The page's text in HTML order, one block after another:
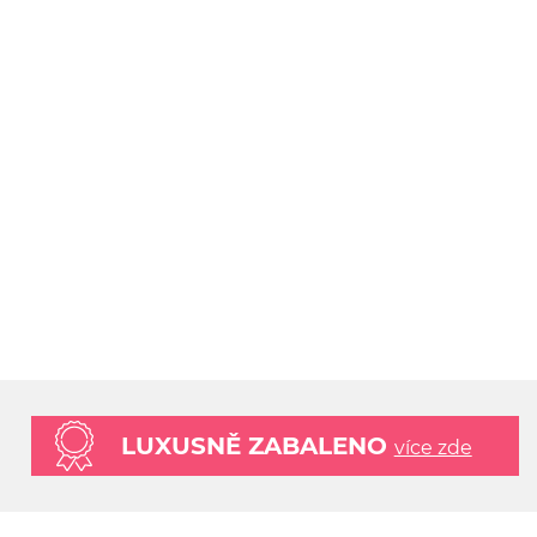
LUXUSNĚ ZABALENO více zde